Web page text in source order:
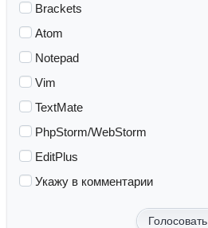
Brackets
Atom
Notepad
Vim
TextMate
PhpStorm/WebStorm
EditPlus
Укажу в комментарии
Голосовать